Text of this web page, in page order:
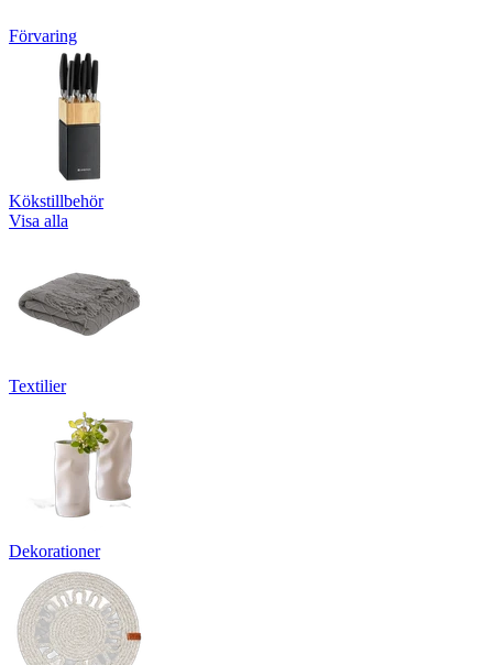
Förvaring
Kökstillbehör
Visa alla
Textilier
Dekorationer